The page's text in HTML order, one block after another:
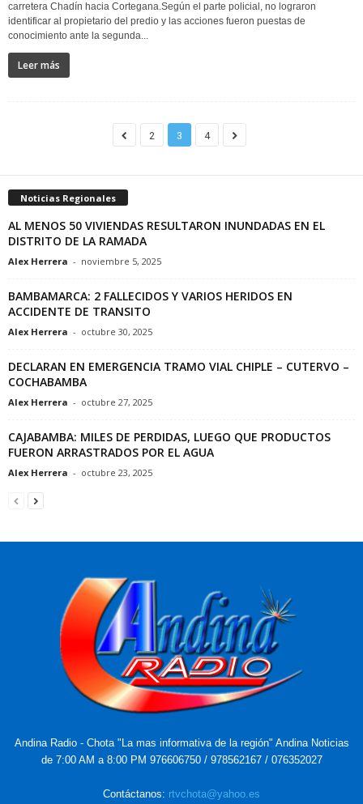
carretera Chadín hacia Cortegana.Según el parte policial, no lograron
identificar al propietario del predio y las acciones fueron puestas de
conocimiento ante la segunda...
Leer más
2 3 4
Noticias Regionales
AL MENOS 50 VIVIENDAS RESULTARON INUNDADAS EN EL
DISTRITO DE LA RAMADA
Alex Herrera - noviembre 5, 2025
BAMBAMARCA: 2 FALLECIDOS Y VARIOS HERIDOS EN
ACCIDENTE DE TRANSITO
Alex Herrera - octubre 30, 2025
DECLARAN EN EMERGENCIA TRAMO VIAL CHIPLE – CUTERVO –
COCHABAMBA
Alex Herrera - octubre 27, 2025
CAJABAMBA: MILES DE PERDIDAS, LUEGO QUE PRODUCTOS
FUERON ARRASTRADOS POR EL AGUA
Alex Herrera - octubre 23, 2025
Andina Radio - Chota "La mas informativa de la región" Andina Noticias
de 7:00 AM a 8:00 PM 976606750 / 978562167 / 076352027
Contáctanos: rtvchota@yahoo.es